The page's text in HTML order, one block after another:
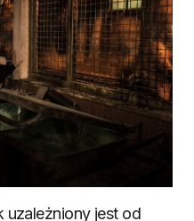
uzależniony jest od